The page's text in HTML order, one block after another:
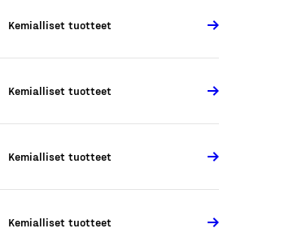
Kemialliset tuotteet
Kemialliset tuotteet
Kemialliset tuotteet
Kemialliset tuotteet